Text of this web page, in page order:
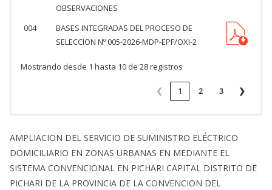
OBSERVACIONES
004
BASES INTEGRADAS DEL PROCESO DE
SELECCION Nº 005-2026-MDP-EPF/OXI-2
Mostrando desde 1 hasta 10 de 28 registros
❮ 1 2 3 ❯
AMPLIACION DEL SERVICIO DE SUMINISTRO ELÉCTRICO
DOMICILIARIO EN ZONAS URBANAS EN MEDIANTE EL
SISTEMA CONVENCIONAL EN PICHARI CAPITAL DISTRITO DE
PICHARI DE LA PROVINCIA DE LA CONVENCION DEL